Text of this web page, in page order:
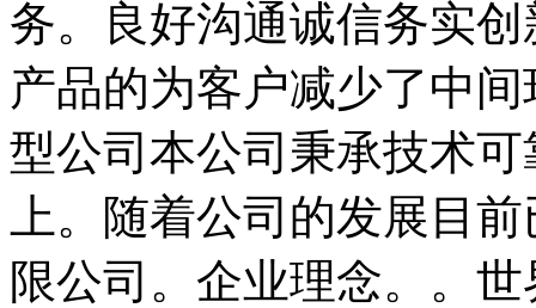
务。良好沟通诚信务实
产品的为客户减少了中
型公司本公司秉承技术
上。随着公司的发展目
限公司。企业理念。。